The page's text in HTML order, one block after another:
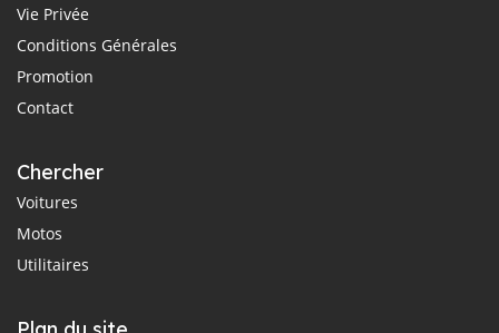
Vie Privée
Conditions Générales
Promotion
Contact
Chercher
Voitures
Motos
Utilitaires